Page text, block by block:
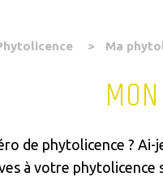
Ma
de phytolicence ?
à votre phytolicence